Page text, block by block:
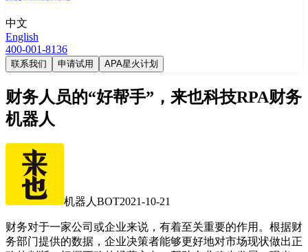
中文
English
400-001-8136
联系我们 申请试用 APA星火计划
财务人员的“好帮手”，来也科技RPA财务
机器人
机器人BOT2021-10-21
财务对于一家公司或企业来说，有着至关重要的作用。根据财
务部门提供的数据，企业决策者能够更好地对市场现状做出正